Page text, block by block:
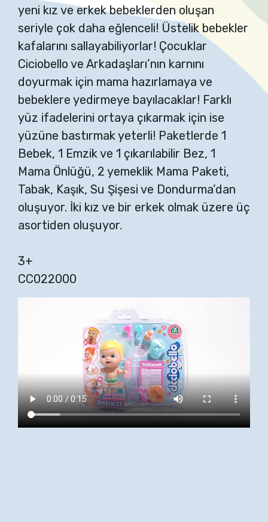
yeni kız ve erkek bebeklerden oluşan
seriyle çok daha eğlenceli! Üstelik bebekler
kafalarını sallayabiliyorlar! Çocuklar
Ciciobello ve Arkadaşları’nın karnını
doyurmak için mama hazırlamaya ve
bebeklere yedirmeye bayılacaklar! Farklı
yüz ifadelerini ortaya çıkarmak için ise
yüzüne bastırmak yeterli! Paketlerde 1
Bebek, 1 Emzik ve 1 çıkarılabilir Bez, 1
Mama Önlüğü, 2 yemeklik Mama Paketi,
Tabak, Kaşık, Su Şişesi ve Dondurma’dan
oluşuyor. İki kız ve bir erkek olmak üzere üç
asortiden oluşuyor.
3+
CC022000